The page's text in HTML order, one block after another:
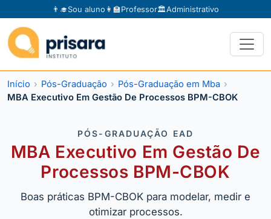
👨‍🎓Sou aluno 👩‍🏫Professor🏛️Administrativo
Início Pós-Graduação
Pós-Graduação em Mba
MBA Executivo Em Gestão De Processos BPM-CBOK
PÓS-GRADUAÇÃO EAD
MBA Executivo Em Gestão De
Processos BPM-CBOK
Boas práticas BPM-CBOK para modelar, medir e
otimizar processos.